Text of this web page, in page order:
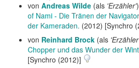
von Andreas Wilde (als 'Erzähler'
of Nami - Die Tränen der
der Kameraden. (2012) [Synchro
von Reinhard Brock (als
Chopper und das Wunder der
[Synchro (2012)]